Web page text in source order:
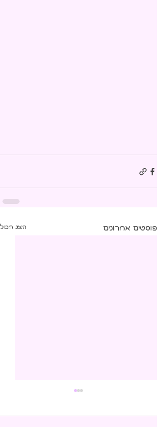
פוסטים אחרונים הצג הכול